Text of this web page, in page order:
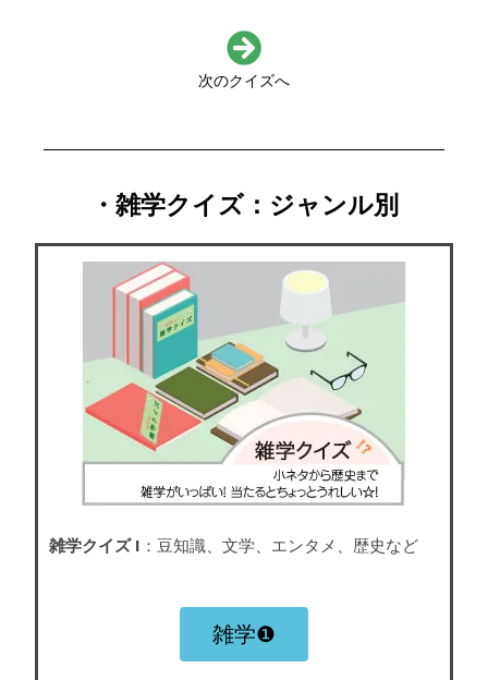
次のクイズへ
・雑学クイズ：ジャンル別
雑学クイズ I ：豆知識、文学、エンタメ、歴史など
雑学❶